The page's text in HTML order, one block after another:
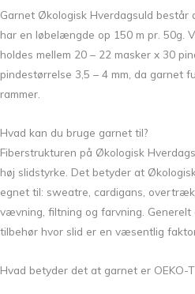
Garnet Økologisk Hverdagsuld består
har en løbelængde op 150 m pr. 50g.
holdes mellem 20 – 22 masker x 30
pindestørrelse 3,5 – 4 mm, da garnet
rammer.
Hvad kan du bruge garnet til?
Fiberstrukturen på Økologisk
høj slidstyrke. Det betyder at
egnet til: sweatre, cardigans,
vævning, filtning og farvning.
tilbehør hvor slid er en væsentlig
Hvad betyder det at garnet er OEKO-